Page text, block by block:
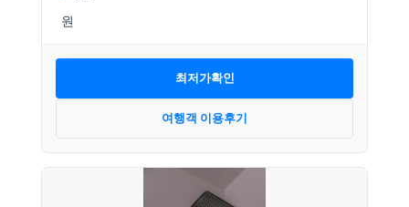
최저가확인
여행객 이용후기